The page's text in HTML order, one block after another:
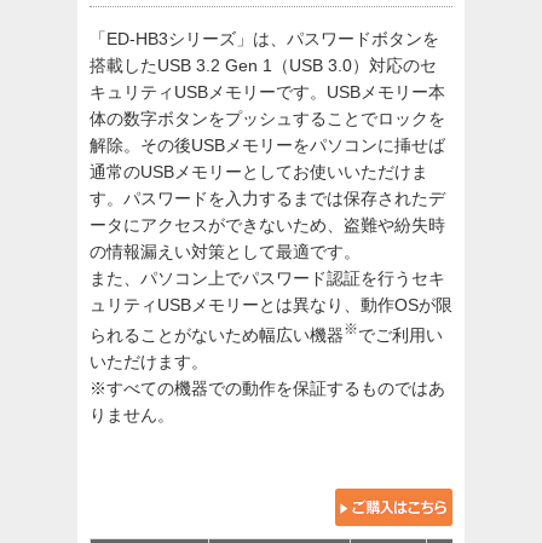
「ED-HB3シリーズ」は、パスワードボタンを
搭載したUSB 3.2 Gen 1（USB 3.0）対応のセ
キュリティUSBメモリーです。USBメモリー本
体の数字ボタンをプッシュすることでロックを
解除。その後USBメモリーをパソコンに挿せば
通常のUSBメモリーとしてお使いいただけま
す。パスワードを入力するまでは保存されたデ
ータにアクセスができないため、盗難や紛失時
の情報漏えい対策として最適です。
また、パソコン上でパスワード認証を行うセキ
ュリティUSBメモリーとは異なり、動作OSが限
られることがないため幅広い機器※でご利用い
いただけます。
※すべての機器での動作を保証するものではあ
りません。